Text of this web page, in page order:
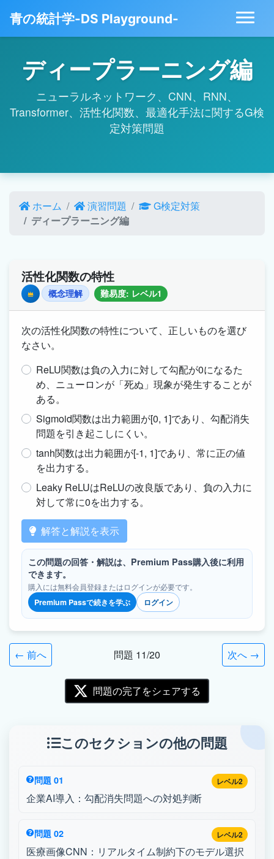
青の統計学-DS Playground-
ディープラーニング編
ニューラルネットワーク、CNN、RNN、
Transformer、活性化関数、最適化手法に関するG検
定対策問題
ホーム 演習問題
G検定対策
ディープラーニング編
活性化関数の特性
Premium概念理解 難易度: レベル1
次の活性化関数の特性について、正しいものを選び
なさい。
ReLU関数は負の入力に対して勾配が0になるた
め、ニューロンが「死ぬ」現象が発生することが
ある。
Sigmoid関数は出力範囲が[0, 1]であり、勾配消失
問題を引き起こしにくい。
tanh関数は出力範囲が[-1, 1]であり、常に正の値
を出力する。
Leaky ReLUはReLUの改良版であり、負の入力に
対して常に0を出力する。
解答と解説を表示
この問題の回答・解説は、Premium Pass購入後に利用
できます。
購入には無料会員登録またはログインが必要です。
Premium Passで続きを学ぶ
ログイン
← 前へ 問題 11/20 次へ →
問題の完了をシェアする
このセクションの他の問題
レベル2
問題 01
企業AI導入：勾配消失問題への対処判断
レベル2
問題 02
医療画像CNN：リアルタイム制約下のモデル選択